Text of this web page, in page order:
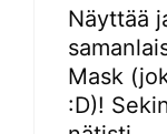
Näyttää
Mask
:D)!